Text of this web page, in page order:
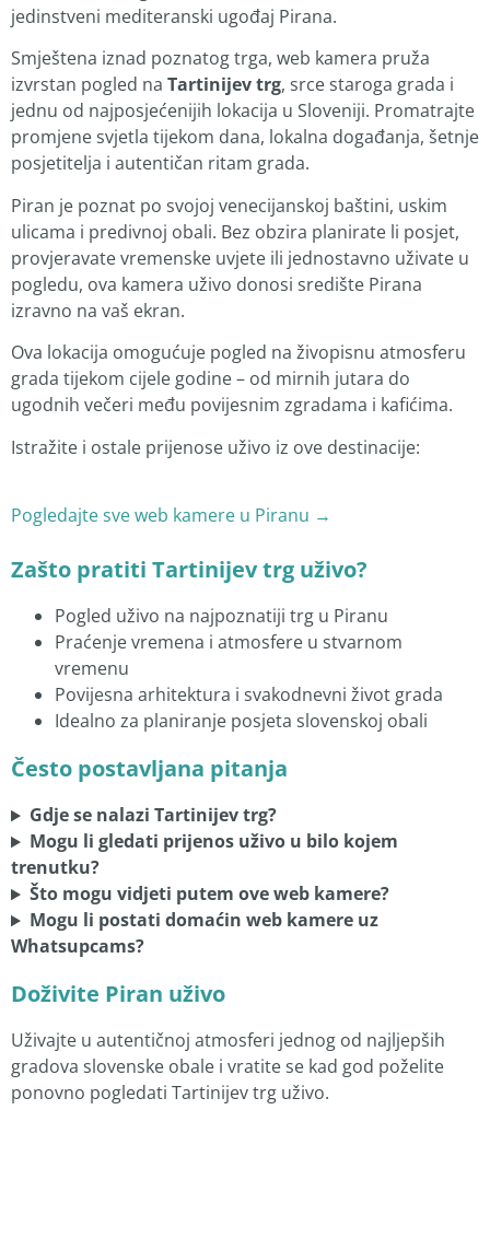
jedinstveni mediteranski ugođaj Pirana.
Smještena iznad poznatog trga, web kamera pruža
izvrstan pogled na Tartinijev trg, srce staroga grada i
jednu od najposjećenijih lokacija u Sloveniji. Promatrajte
promjene svjetla tijekom dana, lokalna događanja, šetnje
posjetitelja i autentičan ritam grada.
Piran je poznat po svojoj venecijanskoj baštini, uskim
ulicama i predivnoj obali. Bez obzira planirate li posjet,
provjeravate vremenske uvjete ili jednostavno uživate u
pogledu, ova kamera uživo donosi središte Pirana
izravno na vaš ekran.
Ova lokacija omogućuje pogled na živopisnu atmosferu
grada tijekom cijele godine – od mirnih jutara do
ugodnih večeri među povijesnim zgradama i kafićima.
Istražite i ostale prijenose uživo iz ove destinacije:
Pogledajte sve web kamere u Piranu →
Zašto pratiti Tartinijev trg uživo?
Pogled uživo na najpoznatiji trg u Piranu
Praćenje vremena i atmosfere u stvarnom
vremenu
Povijesna arhitektura i svakodnevni život grada
Idealno za planiranje posjeta slovenskoj obali
Često postavljana pitanja
Gdje se nalazi Tartinijev trg?
Mogu li gledati prijenos uživo u bilo kojem
trenutku?
Što mogu vidjeti putem ove web kamere?
Mogu li postati domaćin web kamere uz
Whatsupcams?
Doživite Piran uživo
Uživajte u autentičnoj atmosferi jednog od najljepših
gradova slovenske obale i vratite se kad god poželite
ponovno pogledati Tartinijev trg uživo.